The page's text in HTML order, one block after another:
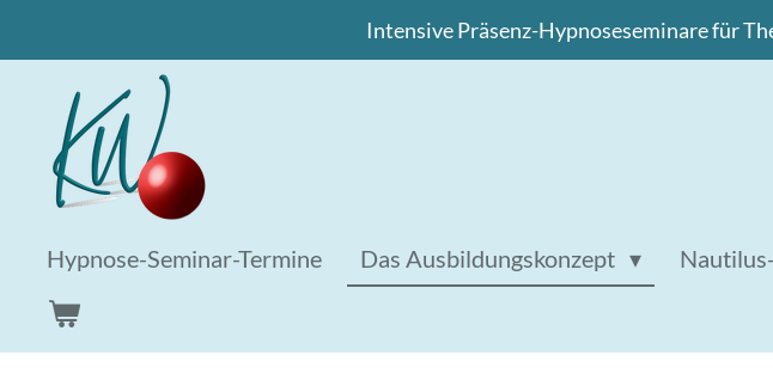
springen
Intensive Präsenz-Hypnoseseminare für
Hypnose-Seminar-Termine Das Ausbildungskonzept